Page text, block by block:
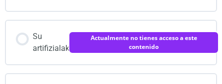
Su
artifizialak
Actualmente no tienes acceso a este
contenido